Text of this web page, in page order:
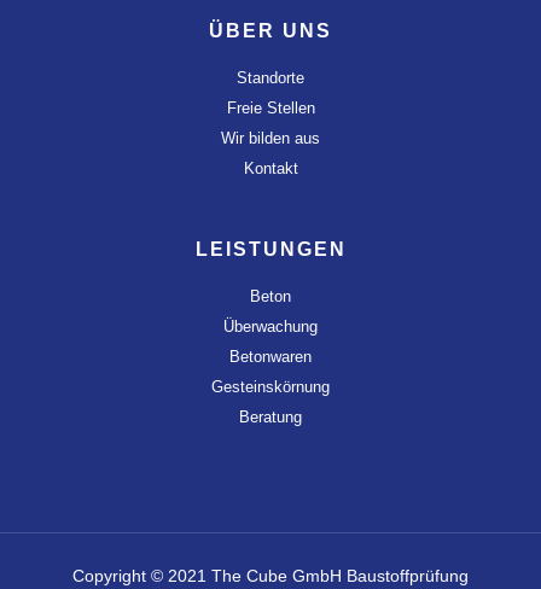
ÜBER UNS
Standorte
Freie Stellen
Wir bilden aus
Kontakt
LEISTUNGEN
Beton
Überwachung
Betonwaren
Gesteinskörnung
Beratung
Copyright © 2021 The Cube GmbH Baustoffprüfung